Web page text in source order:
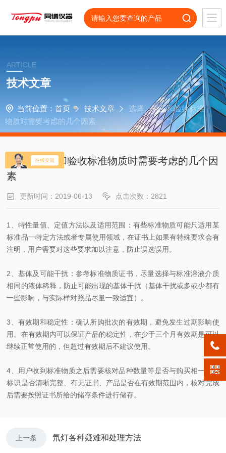
ARTICLE
技术文章
当前位置： 首页 技术文章
选择、购买和验收标准
物质时需要考虑的几个因素
选择、购买和验收标准物质时需要考虑的几个因
素
更新时间：2019-06-13 点击次数：2821
1
、特性量值、定值方法以及适用范围：有些标准物质可能只适用某
标准品一特定方法或者专属使用领域，在证书上如果有特殊要求会有
注明，用户需要对这些要求加以注意，防止误选误用。
2 、基体及可能干扰：参考标准物质证书，尽量选择与标准溶液介质
相同的液体稀释，防止可能出现的基体干扰（基体干扰或多或少都有
一些影响，与实际样对照品尽量一致适宜）。
3 、有效期和稳定性：确认所购批次的有效期，避免发生过期影响使
用。在有效期内可以保证产品的稳定性，在少于三个月有效期是可以
继续正常使用的，但超过有效期后不建议使用。
4 、用户收到标准物质之后需要核对品种数量等是否与购买相一致、
标识是否清晰完整、有无证书、产品是否在有效期范围内，核对完成
后需要按照证书所给的储存条件进行储存。
上一条 氘灯各种疑难和处理方法